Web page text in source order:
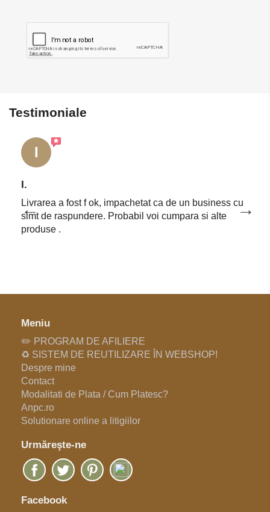
Testimoniale
I
I.
Livrarea a fost f ok, impachetat ca de un business cu
simt de raspundere. Probabil voi cumpara si alte
produse .
Meniu
✏️ PROGRAM DE AFILIERE
♻️ SISTEM DE REUTILIZARE ÎN WEBSHOP!
Despre mine
Contact
Modalitati de Plata / Cum Platesc?
Anpc.ro
Solutionare online a litigiilor
Urmăreşte-ne
Facebook